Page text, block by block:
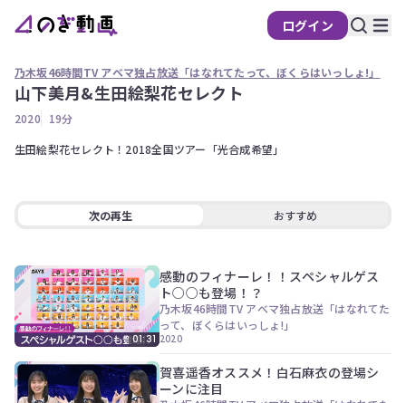
ログイン
の
動
限
定
乃木坂46時間TV アベマ独占放送「はなれてたって、ぼくらはいっしょ!」
山下美月&生田絵梨花セレクト
2020
19分
生田絵梨花セレクト！2018全国ツアー「光合成希望」
次の再生 おすすめ
01:31
感動のフィナーレ！！スペシャルゲス
ト○○も登場！？
乃木坂46時間TV アベマ独占放送「はなれてた
って、ぼくらはいっしょ!」
2020
賀喜遥香オススメ！白石麻衣の登場シ
ーンに注目